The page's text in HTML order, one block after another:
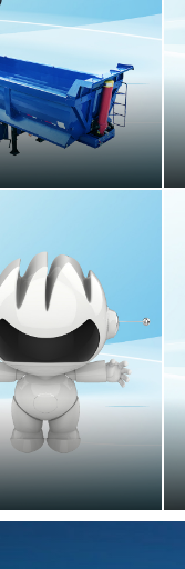
hàng đầu Việt
loại: sơ mi
dụng...
tế. Các sản
Mỹ, Úc,
các thiết bị, linh
vật mascot, máy